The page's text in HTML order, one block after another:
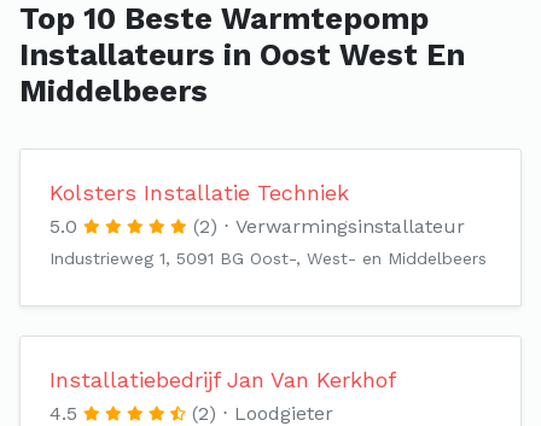
Top 10 Beste Warmtepomp
Installateurs in Oost West En
Middelbeers
Kolsters Installatie Techniek
5.0 (2) Verwarmingsinstallateur
Industrieweg 1, 5091 BG Oost-, West- en Middelbeers
Installatiebedrijf Jan Van Kerkhof
4.5 (2) Loodgieter